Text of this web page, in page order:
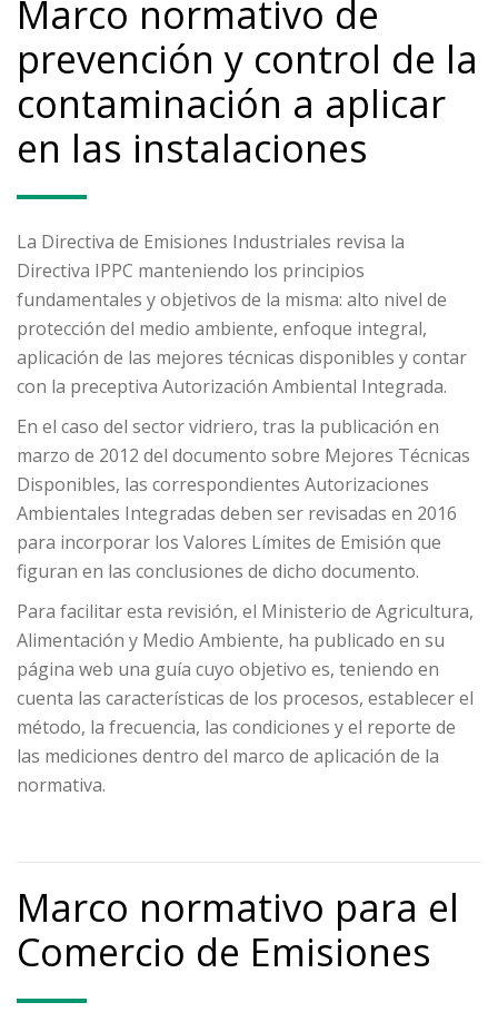
Marco normativo de
prevención y control de la
contaminación a aplicar
en las instalaciones
La Directiva de Emisiones Industriales revisa la
Directiva IPPC manteniendo los principios
fundamentales y objetivos de la misma: alto nivel de
protección del medio ambiente, enfoque integral,
aplicación de las mejores técnicas disponibles y contar
con la preceptiva Autorización Ambiental Integrada.
En el caso del sector vidriero, tras la publicación en
marzo de 2012 del documento sobre Mejores Técnicas
Disponibles, las correspondientes Autorizaciones
Ambientales Integradas deben ser revisadas en 2016
para incorporar los Valores Límites de Emisión que
figuran en las conclusiones de dicho documento.
Para facilitar esta revisión, el Ministerio de Agricultura,
Alimentación y Medio Ambiente, ha publicado en su
página web una guía cuyo objetivo es, teniendo en
cuenta las características de los procesos, establecer el
método, la frecuencia, las condiciones y el reporte de
las mediciones dentro del marco de aplicación de la
normativa.
Marco normativo para el
Comercio de Emisiones